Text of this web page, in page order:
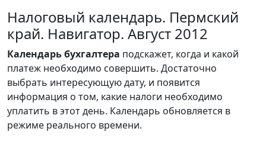
Налоговый календарь. Пермский
край. Навигатор. Август 2012
Календарьбухгалтера подскажет, когда и какой
платеж необходимо совершить. Достаточно
выбрать интересующую дату, и появится
информация о том, какие налоги необходимо
уплатить в этот день. Календарь обновляется в
режиме реального времени.